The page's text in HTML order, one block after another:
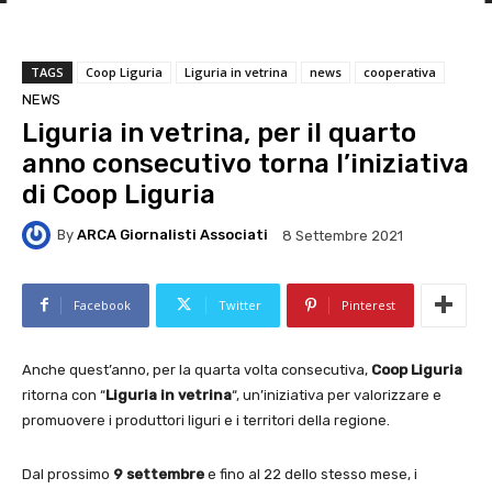
TAGS Coop Liguria Liguria in vetrina news
cooperativa
NEWS
Liguria in vetrina, per il quarto
anno consecutivo torna l’iniziativa
di Coop Liguria
By ARCA Giornalisti Associati 8 Settembre 2021
Facebook Twitter Pinterest
Anche quest’anno, per la quarta volta consecutiva, Coop Liguria
ritorna con “Liguria in vetrina“, un’iniziativa per valorizzare e
promuovere i produttori liguri e i territori della regione.
Dal prossimo 9 settembre e fino al 22 dello stesso mese, i